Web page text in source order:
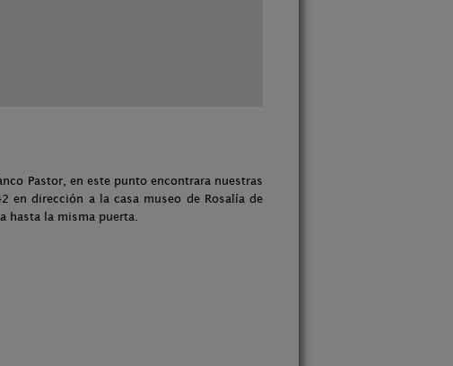
Pastor, en este punto encontrara nuestras
en dirección a la casa museo de Rosalía de
hasta la misma puerta.